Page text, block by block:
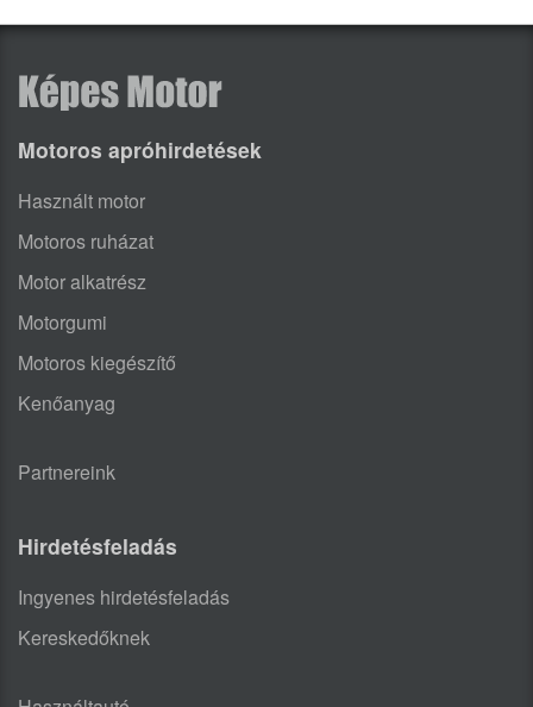
Motoros apróhirdetések
Használt motor
Motoros ruházat
Motor alkatrész
Motorgumi
Motoros kiegészítő
Kenőanyag
Partnereink
Hirdetésfeladás
Ingyenes hirdetésfeladás
Kereskedőknek